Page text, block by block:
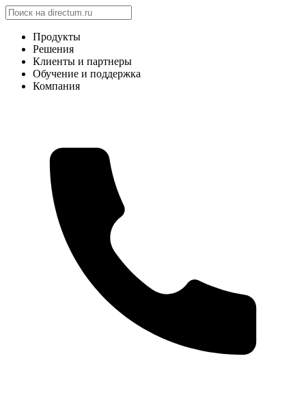
Продукты
Решения
Клиенты и партнеры
Обучение и поддержка
Компания